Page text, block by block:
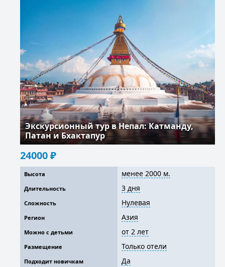
Экскурсионный тур в Непал: Катманду,
Патан и Бхактапур
24000₽
Высота менее 2000 м.
Длительность 3 дня
Сложность Нулевая
Регион Азия
Можно с детьми от 2 лет
Размещение Только отели
Подходит новичкам Да